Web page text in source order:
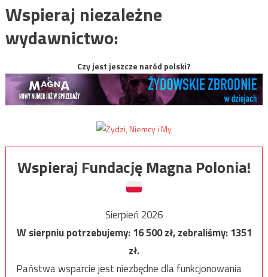
Wspieraj niezależne
wydawnictwo:
Czy jest jeszcze naród polski?
Wspieraj Fundację Magna Polonia!
Sierpień 2026
W sierpniu potrzebujemy:16 500zł, zebraliśmy:1351
zł.
Państwa wsparcie jest niezbędne dla funkcjonowania